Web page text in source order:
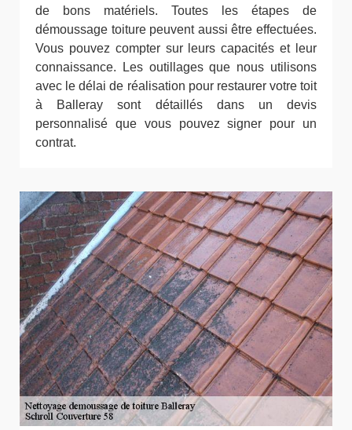
de bons matériels. Toutes les étapes de
démoussage toiture peuvent aussi être effectuées.
Vous pouvez compter sur leurs capacités et leur
connaissance. Les outillages que nous utilisons
avec le délai de réalisation pour restaurer votre toit
à Balleray sont détaillés dans un devis
personnalisé que vous pouvez signer pour un
contrat.